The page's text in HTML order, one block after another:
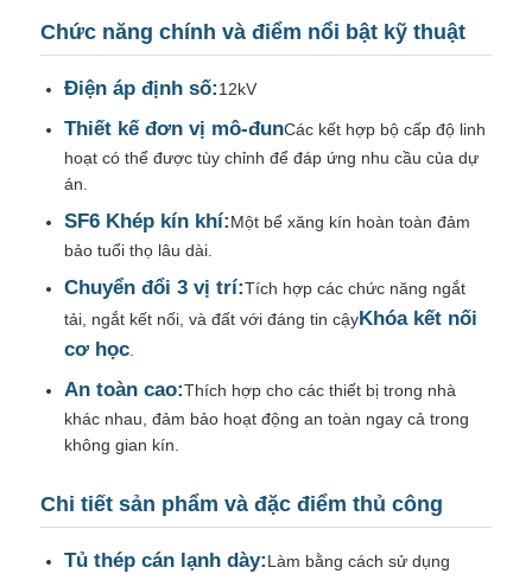
Video
Hướng dẫn VR
Về chúng tôi
Kiểm soát chất lượng
Liên hệ chúng tôi
Tin tức
Tất cả các trường hợp
Chức năng chính và điểm nổi bật kỹ thuật
Điện áp định số:12kV
Thiết kế đơn vị mô-đunCác kết hợp bộ cấp độ linh
hoạt có thể được tùy chỉnh để đáp ứng nhu cầu của dự
án.
SF6 Khép kín khí:Một bể xăng kín hoàn toàn đảm
bảo tuổi thọ lâu dài.
Chuyển đổi 3 vị trí:Tích hợp các chức năng ngắt
tải, ngắt kết nối, và đất với đáng tin cậyKhóa kết nối
cơ học
An toàn cao:Thích hợp cho các thiết bị trong nhà
khác nhau, đảm bảo hoạt động an toàn ngay cả trong
không gian kín.
Chi tiết sản phẩm và đặc điểm thủ công
Tủ thép cán lạnh dày:Làm bằng cách sử dụng